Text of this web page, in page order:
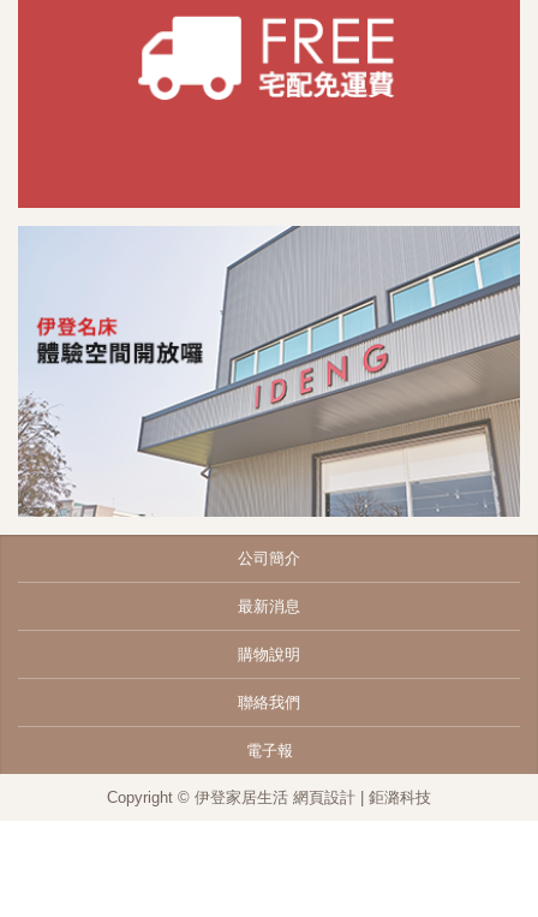
公司簡介
最新消息
購物說明
聯絡我們
電子報
Copyright © 伊登家居生活 網頁設計 | 鉅潞科技